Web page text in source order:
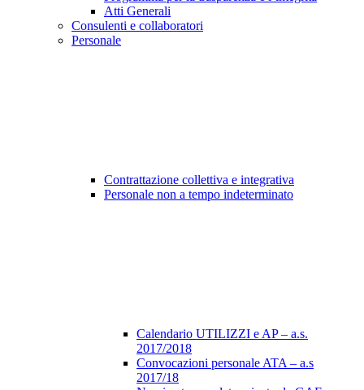
Atti Generali
Consulenti e collaboratori
Personale
Contrattazione collettiva e integrativa
Personale non a tempo indeterminato
Calendario UTILIZZI e AP – a.s.
2017/2018
Convocazioni personale ATA – a.s
2017/18